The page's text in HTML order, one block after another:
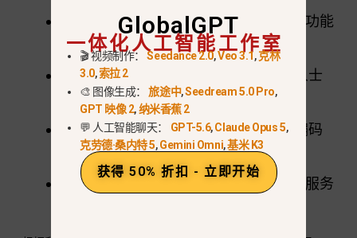
第一时间了解 ChatGPT 的新功能
和人工智能工具。.
社区支持：
从人工智能爱好者和专业人士
那里获得帮助。.
讨论渠道：参与有关人工智能应用、编码
和创意项目的对话。.
测试版访问机会： 有时，OpenAI 会与服务
GlobalGPT
一体化人工智能工作室
🎬 视频制作：Seedance 2.0,Veo 3.1,克林
3.0,索拉 2
🎨 图像生成：旅途中,Seedream 5.0 Pro,
GPT 映像 2,纳米香蕉 2
💬 人工智能聊天： GPT-5.6,Claude Opus 5,
克劳德·桑内特 5,Gemini Omni,基米 K3
获得 50% 折扣 - 立即开始